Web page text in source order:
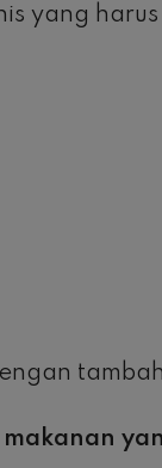
yang